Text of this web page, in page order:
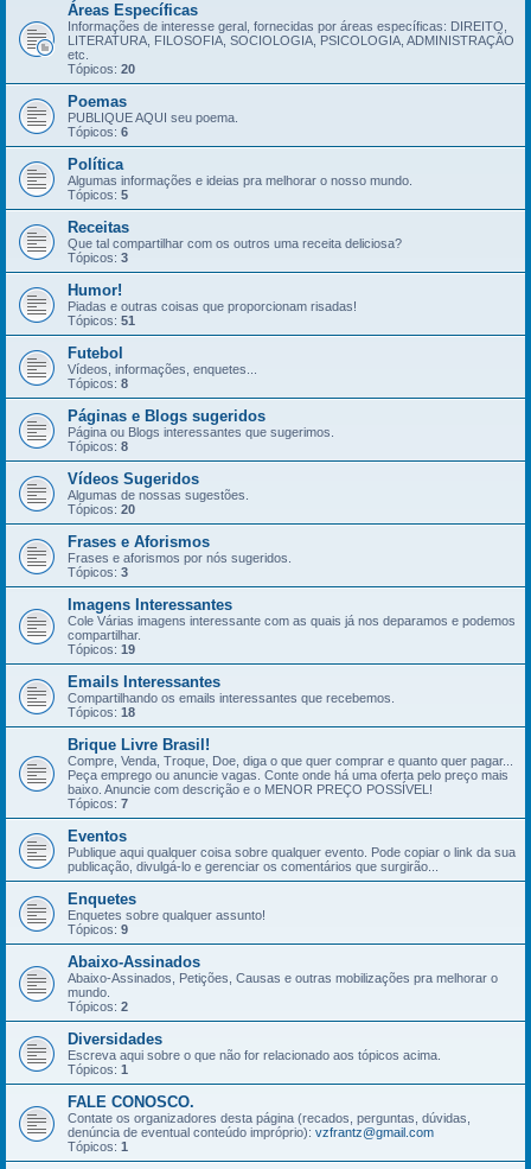
Áreas Específicas
Informações de interesse geral, fornecidas por áreas específicas: DIREITO,
LITERATURA, FILOSOFIA, SOCIOLOGIA, PSICOLOGIA, ADMINISTRAÇÃO
etc.
Tópicos: 20
Poemas
PUBLIQUE AQUI seu poema.
Tópicos: 6
Política
Algumas informações e ideias pra melhorar o nosso mundo.
Tópicos: 5
Receitas
Que tal compartilhar com os outros uma receita deliciosa?
Tópicos: 3
Humor!
Piadas e outras coisas que proporcionam risadas!
Tópicos: 51
Futebol
Vídeos, informações, enquetes...
Tópicos: 8
Páginas e Blogs sugeridos
Página ou Blogs interessantes que sugerimos.
Tópicos: 8
Vídeos Sugeridos
Algumas de nossas sugestões.
Tópicos: 20
Frases e Aforismos
Frases e aforismos por nós sugeridos.
Tópicos: 3
Imagens Interessantes
Cole Várias imagens interessante com as quais já nos deparamos e podemos
compartilhar.
Tópicos: 19
Emails Interessantes
Compartilhando os emails interessantes que recebemos.
Tópicos: 18
Brique Livre Brasil!
Compre, Venda, Troque, Doe, diga o que quer comprar e quanto quer pagar...
Peça emprego ou anuncie vagas. Conte onde há uma oferta pelo preço mais
baixo. Anuncie com descrição e o MENOR PREÇO POSSÍVEL!
Tópicos: 7
Eventos
Publique aqui qualquer coisa sobre qualquer evento. Pode copiar o link da sua
publicação, divulgá-lo e gerenciar os comentários que surgirão...
Enquetes
Enquetes sobre qualquer assunto!
Tópicos: 9
Abaixo-Assinados
Abaixo-Assinados, Petições, Causas e outras mobilizações pra melhorar o
mundo.
Tópicos: 2
Diversidades
Escreva aqui sobre o que não for relacionado aos tópicos acima.
Tópicos: 1
FALE CONOSCO.
Contate os organizadores desta página (recados, perguntas, dúvidas,
denúncia de eventual conteúdo impróprio): vzfrantz@gmail.com
Tópicos: 1